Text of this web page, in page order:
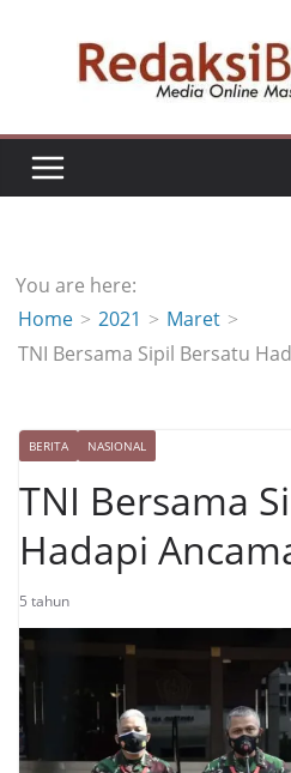
You are here:
Home
2021
Maret
TNI Bersama Sipil Bersatu
BERITA NASIONAL
TNI Bersama
Hadapi
5 tahun